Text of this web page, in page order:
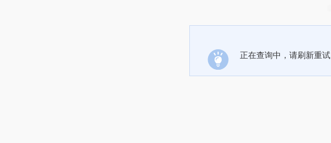
正在查询中，请刷新重试